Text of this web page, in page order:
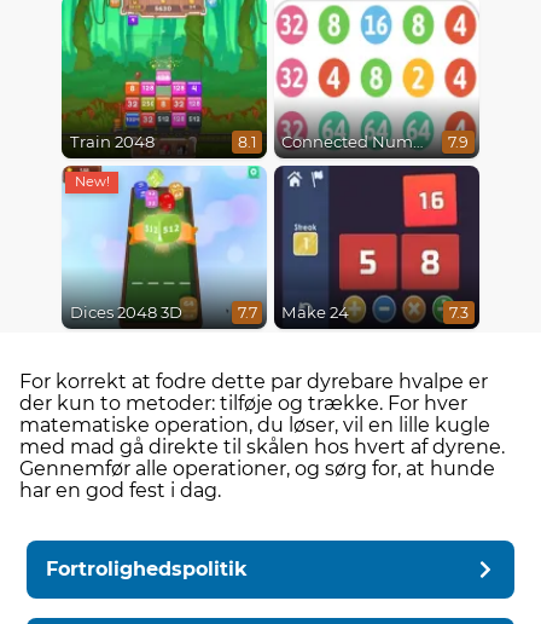
Train 2048 8.1 Connected Numbers 7.9
Dices 2048 3D 7.7 Make 24 7.3
For korrekt at fodre dette par dyrebare hvalpe er
der kun to metoder: tilføje og trække. For hver
matematiske operation, du løser, vil en lille kugle
med mad gå direkte til skålen hos hvert af dyrene.
Gennemfør alle operationer, og sørg for, at hunde
har en god fest i dag.
Fortrolighedspolitik